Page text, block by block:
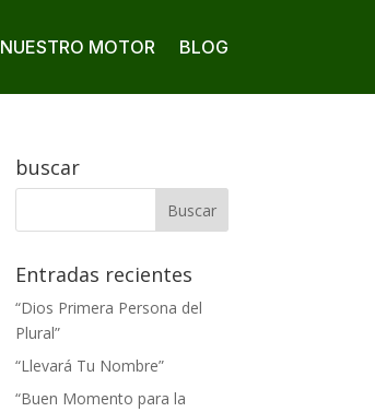
NUESTRO MOTOR BLOG
buscar
Entradas recientes
“Dios Primera Persona del
Plural”
“Llevará Tu Nombre”
“Buen Momento para la